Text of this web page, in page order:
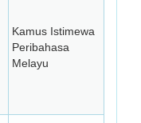
Kamus Istimewa
Peribahasa
Melayu